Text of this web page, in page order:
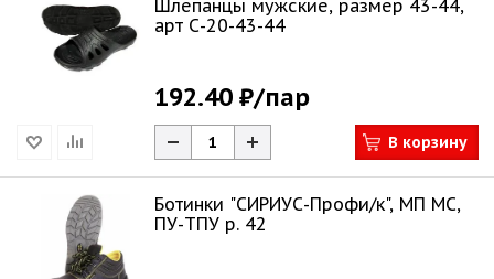
Шлепанцы мужские, размер 43-44,
арт С-20-43-44
192.40 ₽/пар
В корзину
Ботинки "СИРИУС-Профи/к", МП МС,
ПУ-ТПУ р. 42